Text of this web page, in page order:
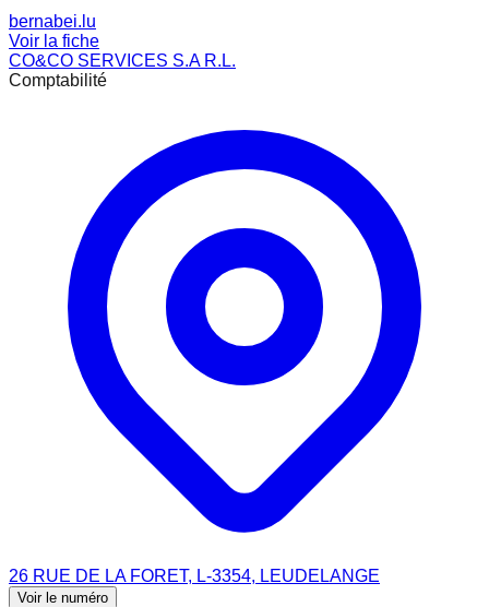
bernabei.lu
Voir la fiche
CO&CO SERVICES S.A R.L.
Comptabilité
26 RUE DE LA FORET, L-3354, LEUDELANGE
Voir le numéro